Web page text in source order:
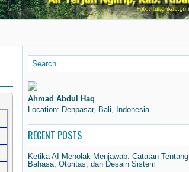
Ahmad Abdul Haq
Location: Denpasar, Bali, Indonesia
RECENT POSTS
Ketika AI Menolak Menjawab: Catatan Tentang
Bahasa, Otoritas, dan Desain Sistem